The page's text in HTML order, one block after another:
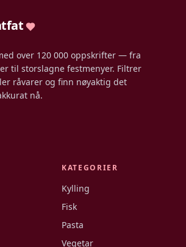
over 120 000 oppskrifter — fra
til storslagne festmenyer. Filtrer
råvarer og finn nøyaktig det
nå.
KATEGORIER
Kylling
Fisk
Pasta
Vegetar